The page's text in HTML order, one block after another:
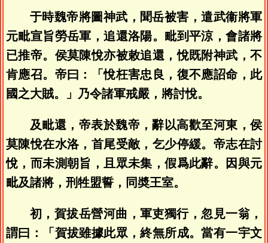
于時魏帝將圖神武，聞岳被害，遣武衞將軍
元毗宣旨勞岳軍，追還洛陽。毗到平涼，會諸將
已推帝。侯莫陳悅亦被敕追還，悅既附神武，不
肯應召。帝曰：「悅枉害忠良，復不應詔命，此
國之大賊。」乃令諸軍戒嚴，將討悅。
及毗還，帝表於魏帝，辭以高歡至河東，侯
莫陳悅在水洛，首尾受敵，乞少停緩。帝志在討
悅，而未測朝旨，且眾未集，假爲此辭。因與元
毗及諸將，刑牲盟誓，同奬王室。
初，賀拔岳營河曲，軍吏獨行，忽見一翁，
謂曰：「賀拔雖據此眾，終無所成。當有一宇文